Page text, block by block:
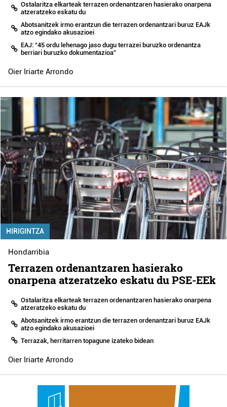
Ostalaritza elkarteak terrazen ordenantzaren hasierako onarpena
atzeratzeko eskatu du
Abotsanitzek irmo erantzun die terrazen ordenantzari buruz EAJk
atzo egindako akusazioei
EAJ: “45 ordu lehenago jaso dugu terrazei buruzko ordenantza
berriari buruzko dokumentazioa”
Oier Iriarte Arrondo
HIRIGINTZA
Hondarribia
Terrazen ordenantzaren hasierako
onarpena atzeratzeko eskatu du PSE-EEk
Ostalaritza elkarteak terrazen ordenantzaren hasierako onarpena
atzeratzeko eskatu du
Abotsanitzek irmo erantzun die terrazen ordenantzari buruz EAJk
atzo egindako akusazioei
Terrazak, herritarren topagune izateko bidean
Oier Iriarte Arrondo